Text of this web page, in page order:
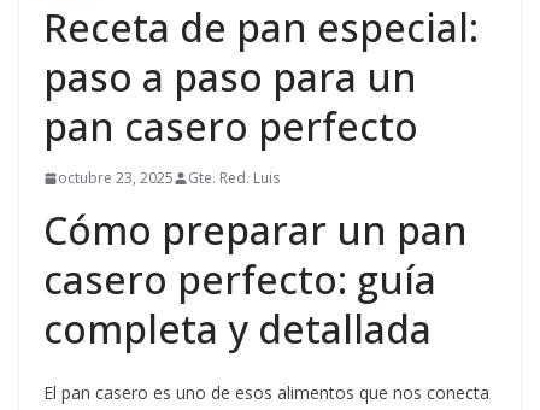
Receta de pan especial:
paso a paso para un
pan casero perfecto
octubre 23, 2025 Gte. Red. Luis
Cómo preparar un pan
casero perfecto: guía
completa y detallada
El pan casero es uno de esos alimentos que nos conecta